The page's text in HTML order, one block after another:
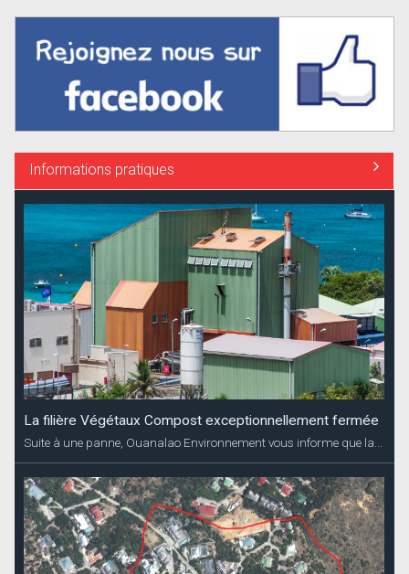
Informations pratiques
La filière Végétaux Compost exceptionnellement fermée
Suite à une panne, Ouanalao Environnement vous informe que la...